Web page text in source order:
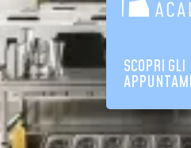
SCOPRI GLI